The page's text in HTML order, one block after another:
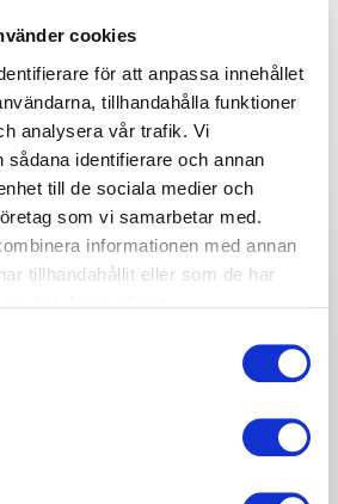
cookies
för att anpassa innehållet
tillhandahålla funktioner
analysera vår trafik. Vi
sådana identifierare och annan
till de sociala medier och
som vi samarbetar med.
informationen med annan
tillhandahållit eller som de har
och få ett snabbt svar!